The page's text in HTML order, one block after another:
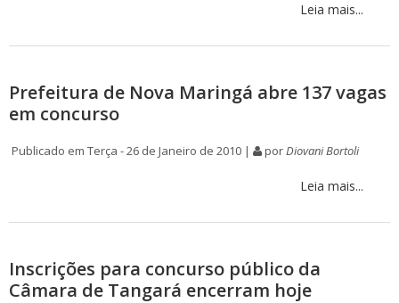
Leia mais...
Prefeitura de Nova Maringá abre 137 vagas
em concurso
Publicado em Terça - 26 de Janeiro de 2010 | porDiovani Bortoli
Leia mais...
Inscrições para concurso público da
Câmara de Tangará encerram hoje